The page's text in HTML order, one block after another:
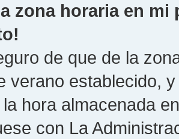
zona horaria en
de que de la
verano establecido,
hora almacenada
con La